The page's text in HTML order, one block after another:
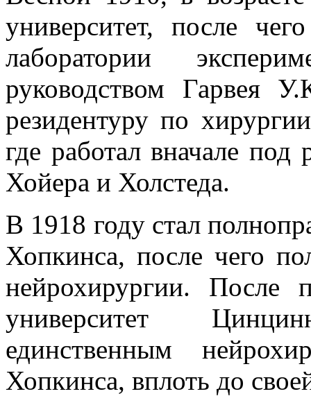
университет, после
лаборатории
руководством Гарвея
резидентуру по
где работал вначале
Хойера и Холстеда.
В 1918 году стал
Хопкинса, после чего
нейрохирургии. После
университет
единственным
Хопкинса, вплоть до